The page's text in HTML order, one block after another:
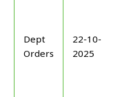
Dept
Orders
22-10-
2025